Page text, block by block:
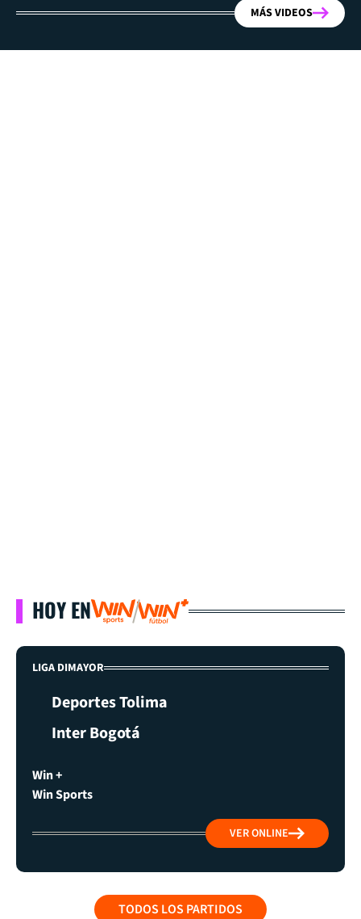
MÁS VIDEOS
HOY EN
LIGA DIMAYOR
Deportes Tolima
Inter Bogotá
Win +
Win Sports
VER ONLINE
TODOS LOS PARTIDOS